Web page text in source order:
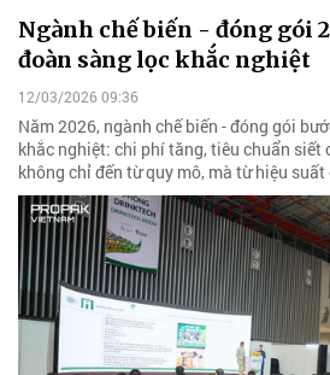
Ngành chế biến - đóng gói
đoàn sàng lọc khắc nghiệt
12/03/2026 09:36
Năm 2026, ngành chế biến - đóng gói
khắc nghiệt: chi phí tăng, tiêu chuẩn siết
không chỉ đến từ quy mô, mà từ hiệu